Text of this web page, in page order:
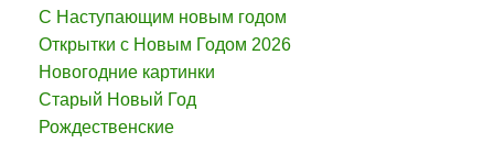
С Наступающим новым годом
Открытки с Новым Годом 2026
Новогодние картинки
Старый Новый Год
Рождественские